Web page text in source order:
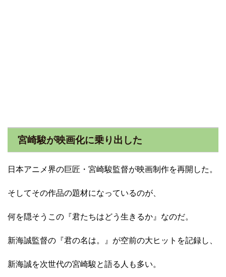
宮崎駿が映画化に乗り出した
日本アニメ界の巨匠・宮崎駿監督が映画制作を再開した。
そしてその作品の題材になっているのが、
何を隠そうこの『君たちはどう生きるか』なのだ。
新海誠監督の『君の名は。』が空前の大ヒットを記録し、
新海誠を次世代の宮崎駿と語る人も多い。